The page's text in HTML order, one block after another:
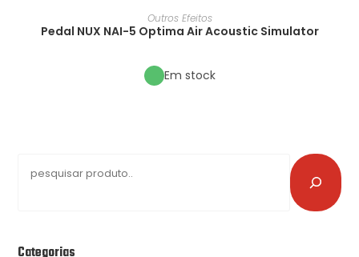
Outros Efeitos
Pedal NUX NAI-5 Optima Air Acoustic Simulator
Em stock
Categorias